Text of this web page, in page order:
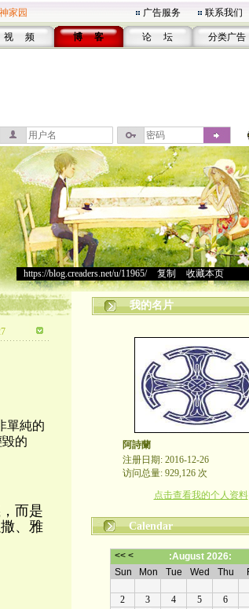
家园 广告服务 联系我们
视 频 博 客 论 坛 分类广告
https://blog.creaders.net/u/11965/> 复制 收藏本页
單純的
的
而是
、雅
我的名片
阿詩蘭
注册日期: 2016-12-26
访问总量: 929,126 次
点击查看我的个人资料
Calendar